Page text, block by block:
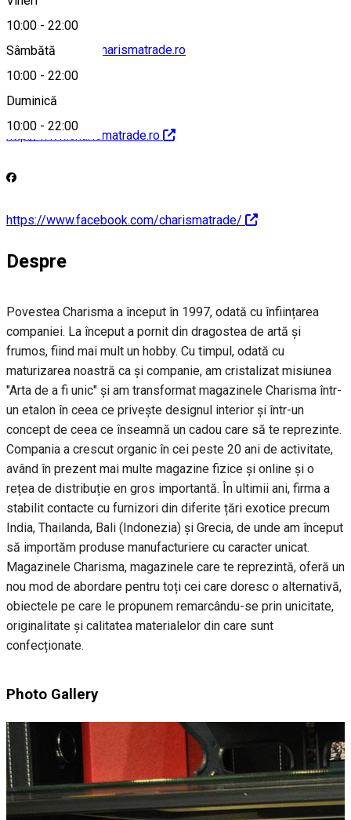
10:00 - 22:00
Sâmbătă
10:00 - 22:00
Duminică
10:00 - 22:00
mercurcadouri@charismatrade.ro
http://www.charismatrade.ro
https://www.facebook.com/charismatrade/
Despre
Povestea Charisma a început în 1997, odată cu înființarea
companiei. La început a pornit din dragostea de artă și
frumos, fiind mai mult un hobby. Cu timpul, odată cu
maturizarea noastră ca și companie, am cristalizat misiunea
"Arta de a fi unic" și am transformat magazinele Charisma într-
un etalon în ceea ce privește designul interior și într-un
concept de ceea ce înseamnă un cadou care să te reprezinte.
Compania a crescut organic în cei peste 20 ani de activitate,
având în prezent mai multe magazine fizice și online și o
rețea de distribuție en gros importantă. În ultimii ani, firma a
stabilit contacte cu furnizori din diferite țări exotice precum
India, Thailanda, Bali (Indonezia) și Grecia, de unde am început
să importăm produse manufacturiere cu caracter unicat.
Magazinele Charisma, magazinele care te reprezintă, oferă un
nou mod de abordare pentru toți cei care doresc o alternativă,
obiectele pe care le propunem remarcându-se prin unicitate,
originalitate și calitatea materialelor din care sunt
confecționate.
Photo Gallery